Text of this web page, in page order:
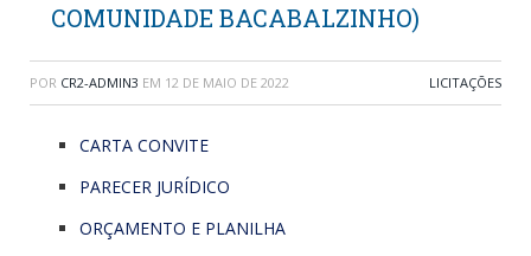
COMUNIDADE BACABALZINHO)
POR CR2-ADMIN3 EM 12 DE MAIO DE 2022 LICITAÇÕES
CARTA CONVITE
PARECER JURÍDICO
ORÇAMENTO E PLANILHA